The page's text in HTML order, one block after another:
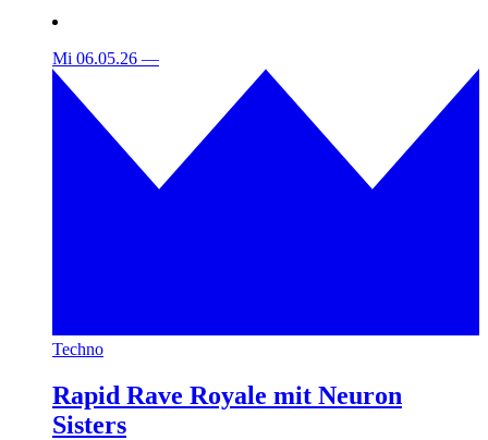
Mi 06.05.26 —
Techno
Rapid Rave Royale mit Neuron
Sisters